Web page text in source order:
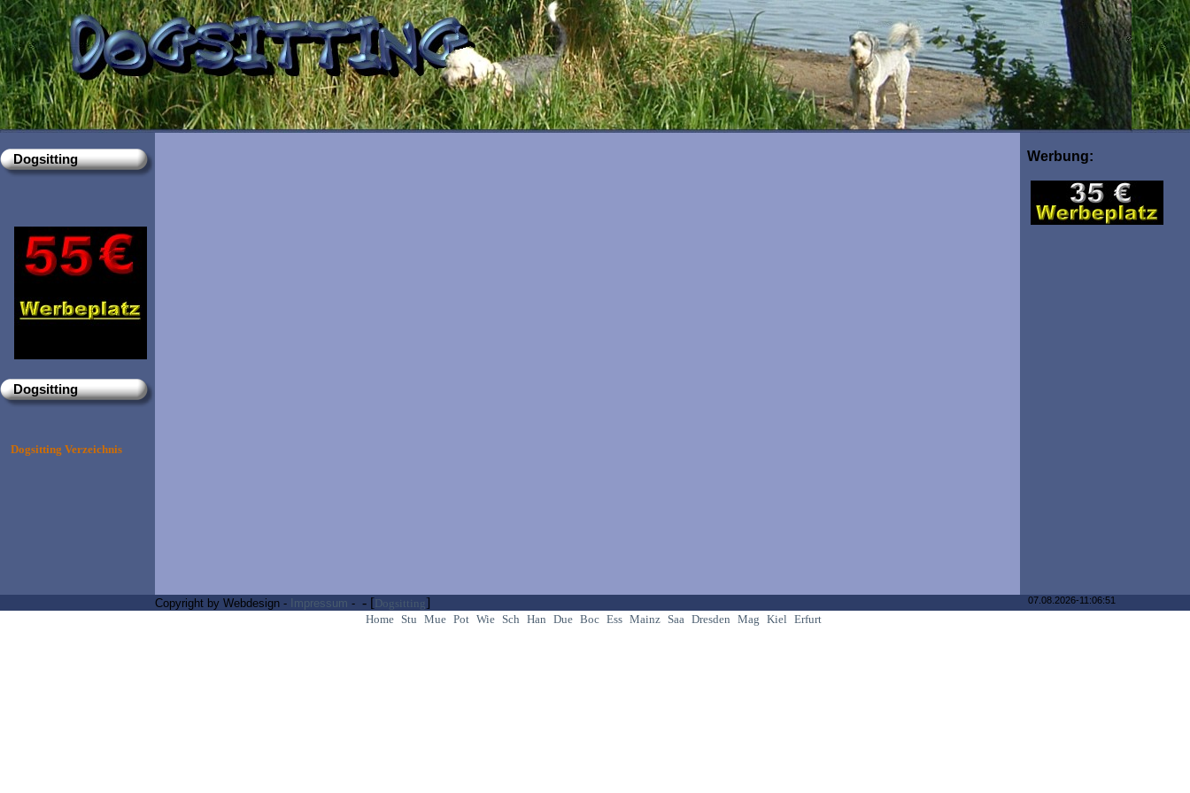
Dogsitting
Dogsitting
Dogsitting Verzeichnis
Werbung:
Copyright by Webdesign - Impressum - - [Dogsitting ] 07.08.2026-11:06:51
Home Stu Mue Pot Wie Sch Han Due Boc Ess Mainz Saa Dresden Mag Kiel Erfurt